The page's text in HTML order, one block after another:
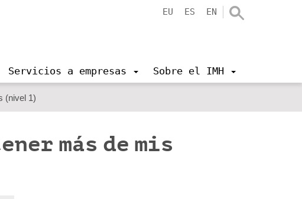
EU ES EN
Servicios a empresas Sobre el IMH
(nivel 1)
más de mis